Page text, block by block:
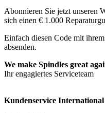
Abonnieren Sie jetzt unseren
sich einen € 1.000
Einfach diesen Code mit
absenden.
We make Spindles great
Ihr engagiertes Serviceteam
Kundenservice International